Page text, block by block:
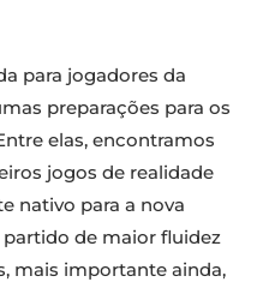
para jogadores da
preparações para os
elas, encontramos
jogos de realidade
nativo para a nova
de maior fluidez
mais importante ainda,